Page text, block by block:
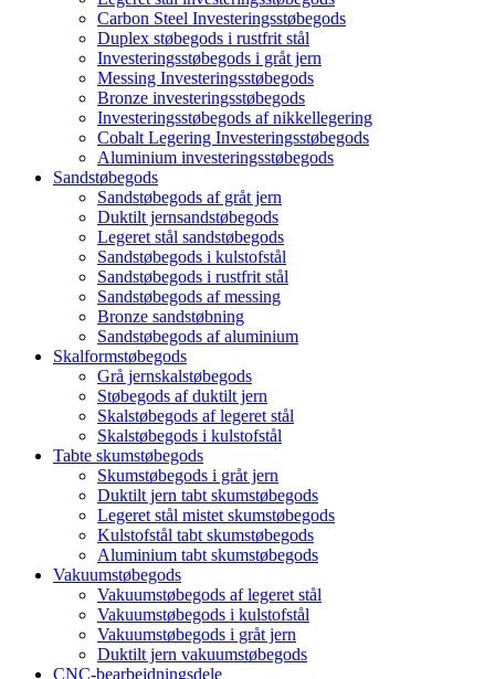
Carbon Steel Investeringsstøbegods
Duplex støbegods i rustfrit stål
Investeringsstøbegods i gråt jern
Messing Investeringsstøbegods
Bronze investeringsstøbegods
Investeringsstøbegods af nikkellegering
Cobalt Legering Investeringsstøbegods
Aluminium investeringsstøbegods
Sandstøbegods
Sandstøbegods af gråt jern
Duktilt jernsandstøbegods
Legeret stål sandstøbegods
Sandstøbegods i kulstofstål
Sandstøbegods i rustfrit stål
Sandstøbegods af messing
Bronze sandstøbning
Sandstøbegods af aluminium
Skalformstøbegods
Grå jernskalstøbegods
Støbegods af duktilt jern
Skalstøbegods af legeret stål
Skalstøbegods i kulstofstål
Tabte skumstøbegods
Skumstøbegods i gråt jern
Duktilt jern tabt skumstøbegods
Legeret stål mistet skumstøbegods
Kulstofstål tabt skumstøbegods
Aluminium tabt skumstøbegods
Vakuumstøbegods
Vakuumstøbegods af legeret stål
Vakuumstøbegods i kulstofstål
Vakuumstøbegods i gråt jern
Duktilt jern vakuumstøbegods
CNC-bearbejdningsdele